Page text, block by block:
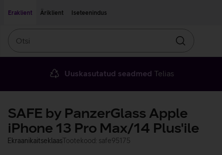
Eraklient
Äriklient Iseteenindus
Otsin
Uuskasutatud seadmed Telias
SAFE by PanzerGlass Apple
iPhone 13 Pro Max/14 Plus'ile
EkraanikaitseklaasTootekood: safe95175